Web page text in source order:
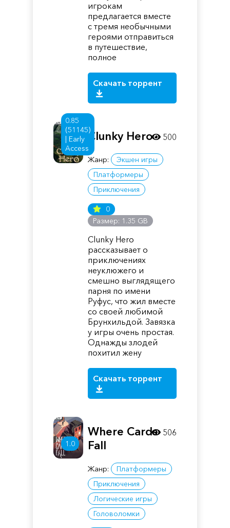
игрокам
предлагается вместе
с тремя необычными
героями отправиться
в путешествие,
полное
Скачать торрент
0.85
(51145)
| Early
Access
Clunky Hero
Жанр:
Экшен игры
Платформеры
Приключения
0
Размер: 1.35 GB
Clunky Hero
рассказывает о
приключениях
неуклюжего и
смешно выглядящего
парня по имени
Руфус, что жил вместе
со своей любимой
Брунхильдой. Завязка
у игры очень простая.
Однажды злодей
похитил жену
Скачать торрент
500
1.0
Where Cards
Fall
Жанр:
Платформеры
Приключения
Логические игры
Головоломки
506